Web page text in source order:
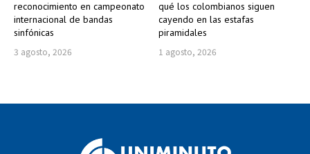
reconocimiento en campeonato
internacional de bandas
sinfónicas
3 agosto, 2026
qué los colombianos siguen
cayendo en las estafas
piramidales
1 agosto, 2026